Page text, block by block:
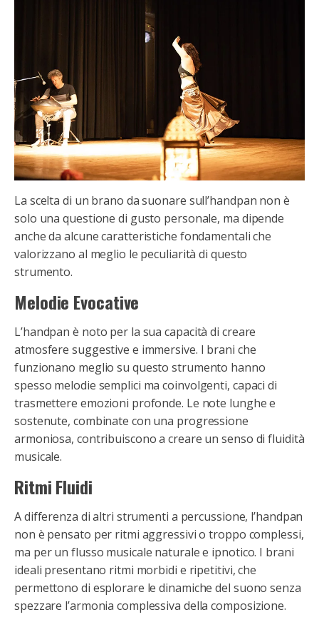
La scelta di un brano da suonare sull’handpan non è
solo una questione di gusto personale, ma dipende
anche da alcune caratteristiche fondamentali che
valorizzano al meglio le peculiarità di questo
strumento.
Melodie Evocative
L’handpan è noto per la sua capacità di creare
atmosfere suggestive e immersive. I brani che
funzionano meglio su questo strumento hanno
spesso melodie semplici ma coinvolgenti, capaci di
trasmettere emozioni profonde. Le note lunghe e
sostenute, combinate con una progressione
armoniosa, contribuiscono a creare un senso di fluidità
musicale.
Ritmi Fluidi
A differenza di altri strumenti a percussione, l’handpan
non è pensato per ritmi aggressivi o troppo complessi,
ma per un flusso musicale naturale e ipnotico. I brani
ideali presentano ritmi morbidi e ripetitivi, che
permettono di esplorare le dinamiche del suono senza
spezzare l’armonia complessiva della composizione.